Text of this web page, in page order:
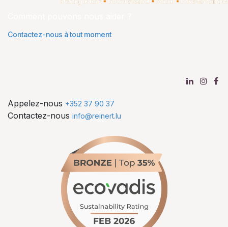
Contactez-nous à tout moment
Appelez-nous +352 37 90 37
Contactez-nous info@reinert.lu